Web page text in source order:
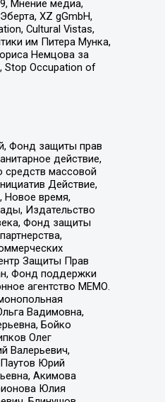
Мнение медиа,
XZ gGmbH,
Cultural Vistas,
им Питера Мунка,
Немцова за
Stop Occupation of
Фонд защиты прав
действие,
средств массовой
Действие,
Новое время,
Издательство
Фонд защиты
Защиты Прав
Фонд поддержки
агентство МЕМО.
Вадимовна,
Бойко
Олег
Валерьевич,
Юрий
Акимова
Юлия